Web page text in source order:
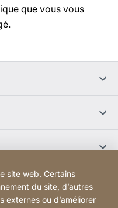
que vous vous
site web. Certains
du site, d’autres
externes ou d’améliorer